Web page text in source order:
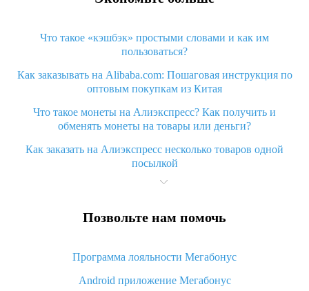
Что такое «кэшбэк» простыми словами и как им
пользоваться?
Как заказывать на Alibaba.com: Пошаговая инструкция по
оптовым покупкам из Китая
Что такое монеты на Алиэкспресс? Как получить и
обменять монеты на товары или деньги?
Как заказать на Алиэкспресс несколько товаров одной
посылкой
Что значит статус «Заказ закрыт» на Алиэкспресс и что
Что делать, если Алиэкспресс просит ввести паспортные
Как узнать, куда пришла посылка с Алиэкспресс
Вы отменили заказ на Алиэкспресс, когда вернут деньги?
Позвольте нам помочь
Программа лояльности Мегабонус
Android приложение Мегабонус